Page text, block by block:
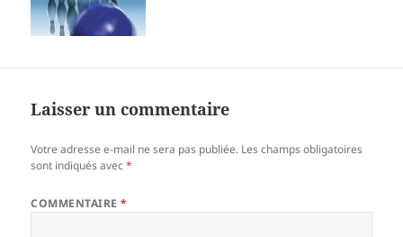
Laisser un commentaire
Votre adresse e-mail ne sera pas publiée. Les champs obligatoires
sont indiqués avec*
COMMENTAIRE*